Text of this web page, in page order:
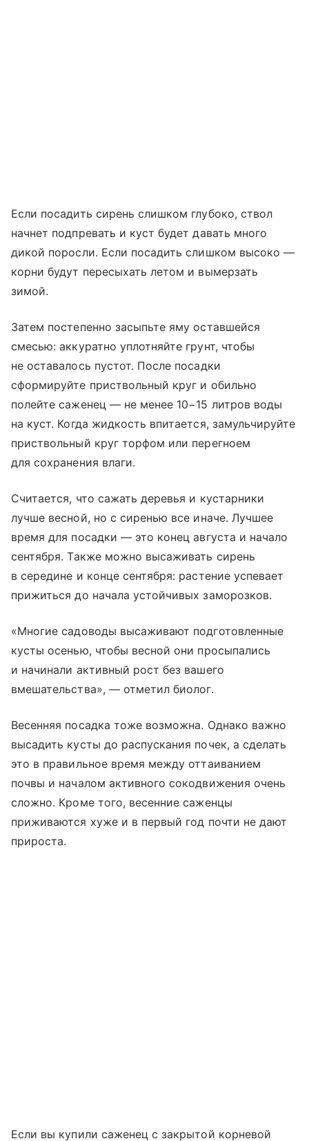
Если посадить сирень слишком глубоко, ствол
начнет подпревать и куст будет давать много
дикой поросли. Если посадить слишком высоко —
корни будут пересыхать летом и вымерзать
зимой.
Затем постепенно засыпьте яму оставшейся
смесью: аккуратно уплотняйте грунт, чтобы
не оставалось пустот. После посадки
сформируйте приствольный круг и обильно
полейте саженец — не менее 10−15 литров воды
на куст. Когда жидкость впитается, замульчируйте
приствольный круг торфом или перегноем
для сохранения влаги.
Считается, что сажать деревья и кустарники
лучше весной, но с сиренью все иначе. Лучшее
время для посадки — это конец августа и начало
сентября. Также можно высаживать сирень
в середине и конце сентября: растение успевает
прижиться до начала устойчивых заморозков.
«Многие садоводы высаживают подготовленные
кусты осенью, чтобы весной они просыпались
и начинали активный рост без вашего
вмешательства», — отметил биолог.
Весенняя посадка тоже возможна. Однако важно
высадить кусты до распускания почек, а сделать
это в правильное время между оттаиванием
почвы и началом активного сокодвижения очень
сложно. Кроме того, весенние саженцы
приживаются хуже и в первый год почти не дают
прироста.
Если вы купили саженец с закрытой корневой